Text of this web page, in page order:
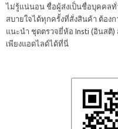
ไม่รู้แน่นอน ชื่อผู้ส่งเป็นชื่อบุคคล
สบายใจได้ทุกครั้งที่สั่งสินค้า ต้อง
แนะนำ ชุดตรวจยี่ห้อ Insti (อินสติ
เพียงแอดไลด์ได้ที่นี่